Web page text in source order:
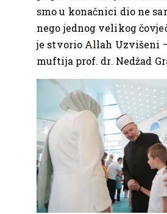
smo u konačnici dio ne
nego jednog velikog
je stvorio Allah Uzvišeni
muftija prof. dr. Nedžad